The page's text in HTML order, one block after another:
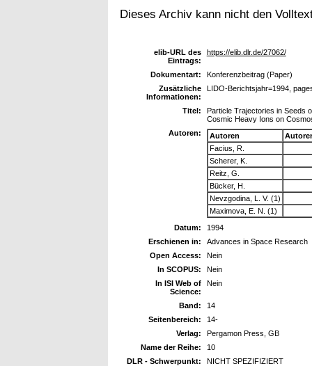
Dieses Archiv kann nicht den
elib-URL des
Eintrags:
https://elib.dlr.de/27062/
Dokumentart:
Konferenzbeitrag (Paper)
Zusätzliche
Informationen:
LIDO-Berichtsjahr=1994,
Titel:
Particle Trajectories in Seeds
Cosmic Heavy Ions on
Autoren:
Autoren
Facius, R.
Scherer, K.
Reitz, G.
Bücker, H.
Nevzgodina, L. V. (1)
Maximova, E. N. (1)
Datum:
1994
Erschienen in:
Advances in Space Research
Open Access:
Nein
In SCOPUS:
Nein
In ISI Web of
Science:
Nein
Band:
14
Seitenbereich:
14-
Verlag:
Pergamon Press, GB
Name der Reihe:
10
DLR - Schwerpunkt:
NICHT SPEZIFIZIERT